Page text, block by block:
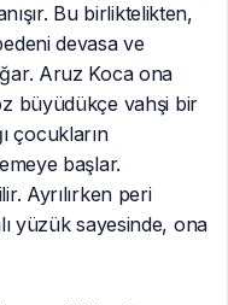
Bu birliktelikten,
devasa ve
Aruz Koca ona
büyüdükçe vahşi bir
çocukların
başlar.
Ayrılırken peri
yüzük sayesinde, ona